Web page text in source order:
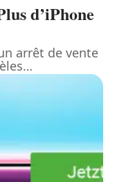
d’iPhone
arrêt de vente
…